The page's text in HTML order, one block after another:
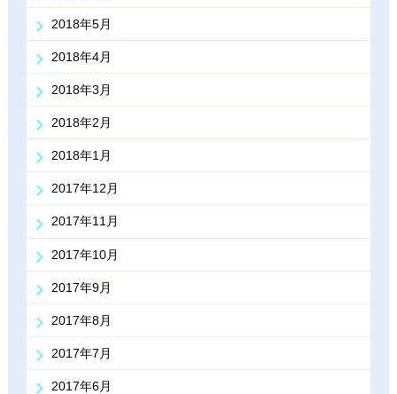
2018年5月
2018年4月
2018年3月
2018年2月
2018年1月
2017年12月
2017年11月
2017年10月
2017年9月
2017年8月
2017年7月
2017年6月